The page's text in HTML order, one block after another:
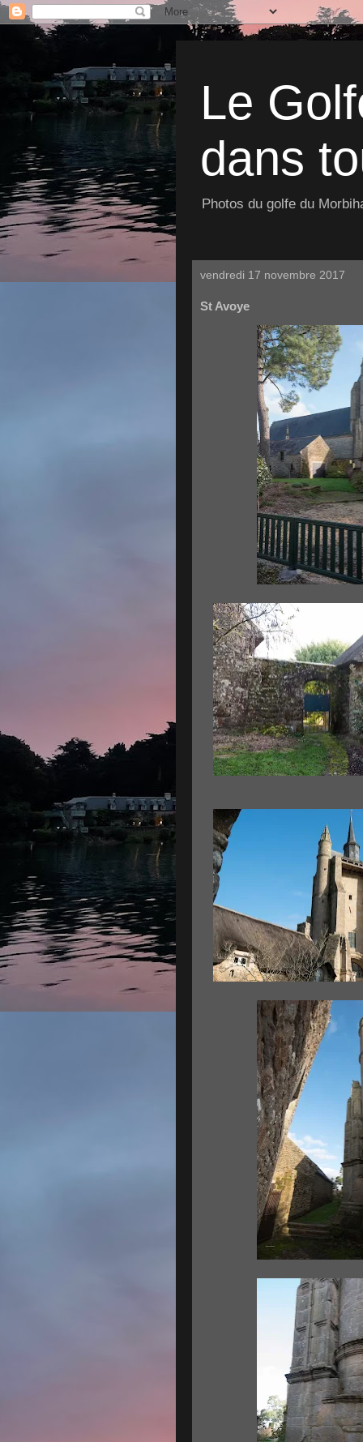
Le
dans
Photos du golfe du
vendredi 17 novembre 2017
St Avoye